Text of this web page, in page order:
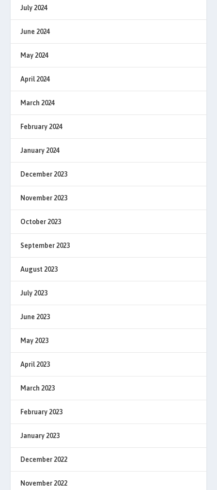
July 2024
June 2024
May 2024
April 2024
March 2024
February 2024
January 2024
December 2023
November 2023
October 2023
September 2023
August 2023
July 2023
June 2023
May 2023
April 2023
March 2023
February 2023
January 2023
December 2022
November 2022